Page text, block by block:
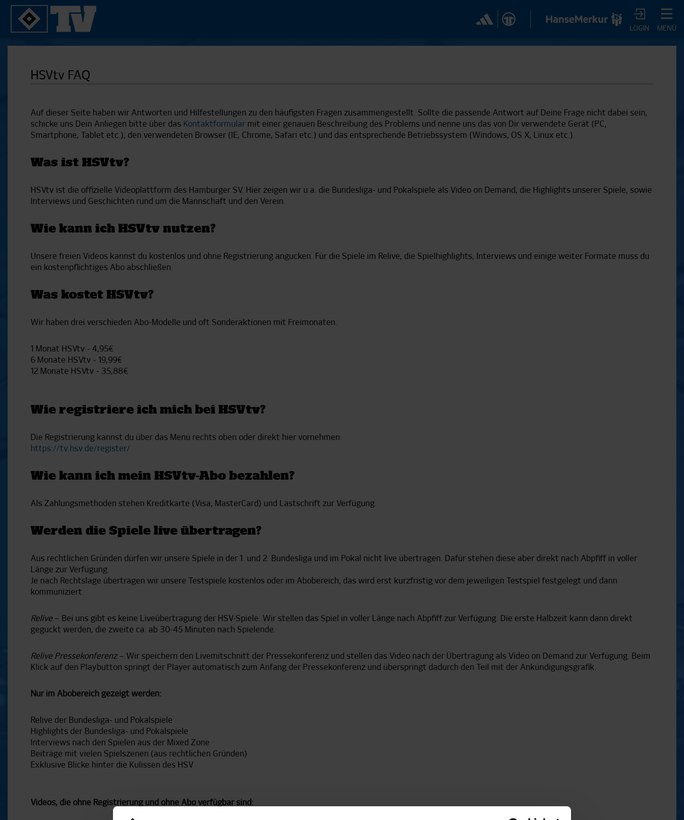
LOGIN MENÜ
2. Bundesliga 20/21
Bundesliga 17/18
Bundesliga 16/17
Reportagen
Reportagen
Trainingslager
ALLE VIDEOS
Mit dem HSVtv-Abo hast Du vollen Zugriff auf über 100
Videos jeden Monat, darunter alle Saisonspiele in voller
✕
HSVtv FAQ
Auf dieser Seite haben wir Antworten und Hilfestellungen zu den häufigsten Fragen zusammengestellt. Sollte die passende Antwort auf Deine Frage nicht dabei sein,
schicke uns Dein Anliegen bitte über das Kontaktformular mit einer genauen Beschreibung des Problems und nenne uns das von Dir verwendete Gerät (PC,
Smartphone, Tablet etc.), den verwendeten Browser (IE, Chrome, Safari etc.) und das entsprechende Betriebssystem (Windows, OS X, Linux etc.).
Was ist HSVtv?
HSVtv ist die offizielle Videoplattform des Hamburger SV. Hier zeigen wir u.a. die Bundesliga- und Pokalspiele als Video on Demand, die Highlights unserer Spiele, sowie
Interviews und Geschichten rund um die Mannschaft und den Verein.
Wie kann ich HSVtv nutzen?
Unsere freien Videos kannst du kostenlos und ohne Registrierung angucken. Für die Spiele im Relive, die Spielhighlights, Interviews und einige weiter Formate muss du
ein kostenpflichtiges Abo abschließen.
Was kostet HSVtv?
Wir haben drei verschieden Abo-Modelle und oft Sonderaktionen mit Freimonaten.
1 Monat HSVtv - 4,95€
6 Monate HSVtv - 19,99€
12 Monate HSVtv - 35,88€
Wie registriere ich mich bei HSVtv?
Die Registrierung kannst du über das Menü rechts oben oder direkt hier vornehmen:
https://tv.hsv.de/register/
Wie kann ich mein HSVtv-Abo bezahlen?
Als Zahlungsmethoden stehen Kreditkarte (Visa, MasterCard) und Lastschrift zur Verfügung.
Werden die Spiele live übertragen?
Aus rechtlichen Gründen dürfen wir unsere Spiele in der 1. und 2. Bundesliga und im Pokal nicht live übertragen. Dafür stehen diese aber direkt nach Abpfiff in voller
Länge zur Verfügung.
Je nach Rechtslage übertragen wir unsere Testspiele kostenlos oder im Abobereich, das wird erst kurzfristig vor dem jeweiligen Testspiel festgelegt und dann
kommuniziert.
Relive – Bei uns gibt es keine Liveübertragung der HSV-Spiele. Wir stellen das Spiel in voller Länge nach Abpfiff zur Verfügung. Die erste Halbzeit kann dann direkt
geguckt werden, die zweite ca. ab 30-45 Minuten nach Spielende.
Relive Pressekonferenz– Wir speichern den Livemitschnitt der Pressekonferenz und stellen das Video nach der Übertragung als Video on Demand zur Verfügung. Beim
Klick auf den Playbutton springt der Player automatisch zum Anfang der Pressekonferenz und überspringt dadurch den Teil mit der Ankündigungsgrafik.
Nur im Abobereich gezeigt werden:
Relive der Bundesliga- und Pokalspiele
Highlights der Bundesliga- und Pokalspiele
Interviews nach den Spielen aus der Mixed Zone
Beiträge mit vielen Spielszenen (aus rechtlichen Gründen)
Exklusive Blicke hinter die Kulissen des HSV
Videos, die ohne Registrierung und ohne Abo verfügbar sind: